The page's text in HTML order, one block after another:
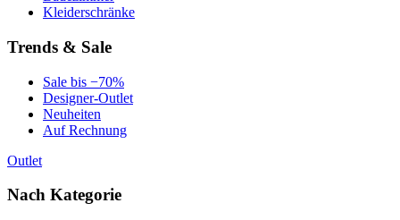
Kleiderschränke
Trends & Sale
Sale bis −70%
Designer-Outlet
Neuheiten
Auf Rechnung
Outlet
Nach Kategorie